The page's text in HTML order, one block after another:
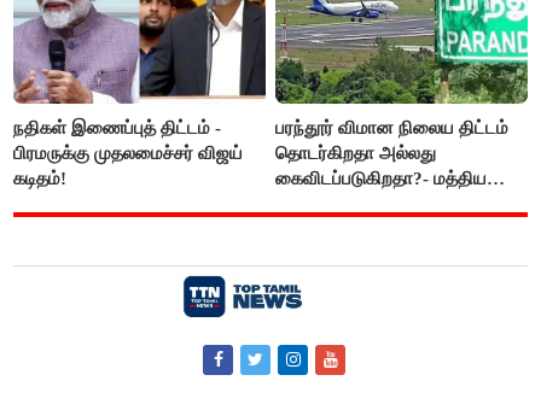
நதிகள் இணைப்புத் திட்டம் -
பிரமருக்கு முதலமைச்சர் விஜய்
கடிதம்!
பரந்தூர் விமான நிலைய திட்டம்
தொடர்கிறதா அல்லது
கைவிடப்படுகிறதா?- மத்திய